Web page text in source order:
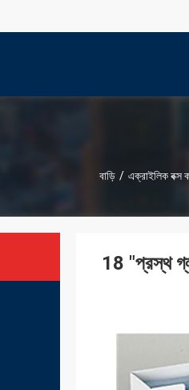
বাড়ি / এক্রাইলিক বক্স
18 "প্রস্থ